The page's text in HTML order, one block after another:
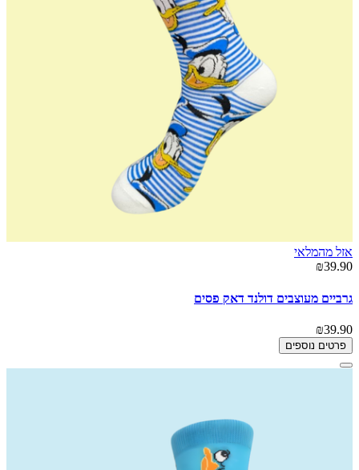
אזל מהמלאי
₪39.90
גרביים מעוצבים דולנד דאק פסים
₪39.90
פרטים נוספים